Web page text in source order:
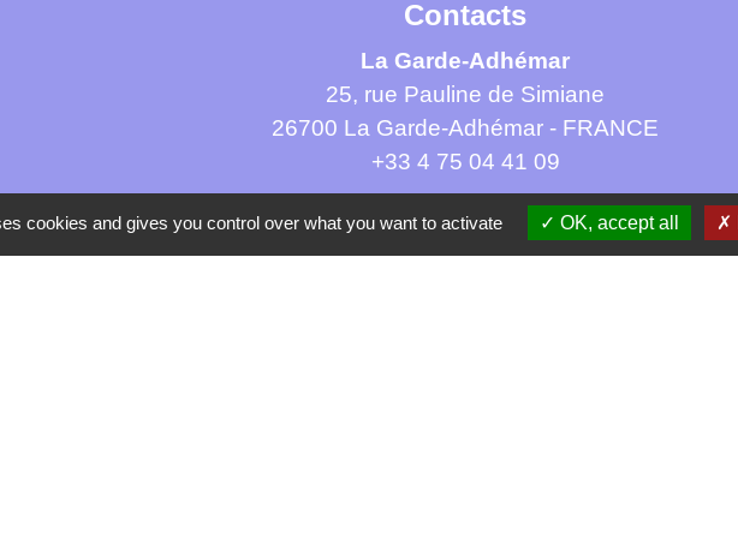
Contacts
La Garde-Adhémar
25, rue Pauline de Simiane
26700 La Garde-Adhémar - FRANCE
+33 4 75 04 41 09
Contact par formulaire
cookies and gives you control over what you want to activate OK, accept all